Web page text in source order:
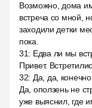
Возможно, дома
встреча со мной,
заходили детки
пока.
31: Едва ли мы
Привет.
32: Да, да,
Да, оползень не
уже выяснил, где